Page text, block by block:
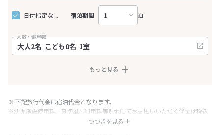
日付指定なし 宿泊期間 泊
人数・部屋数
もっと見る
つづきを見る
※ 下記旅行代金は宿泊代金となります。
※幼児施設使用料、貸切風呂利用料等現地にてお支払いいただく代金は税込
み表記となりますが、消費税増税に伴い代金が一部変更となる場合がござい